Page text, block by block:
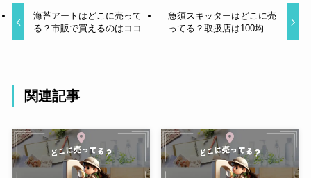
海苔アートはどこに売って
る？市販で買えるのはココ
急須スキッターはどこに売
ってる？取扱店は100均
関連記事